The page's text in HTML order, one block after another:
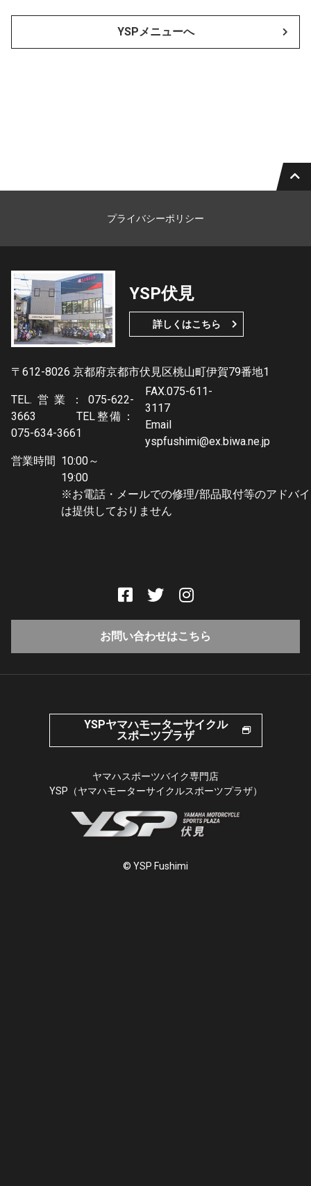
YSPメニューへ
プライバシーポリシー
YSP伏見
詳しくはこちら
〒612-8026 京都府京都市伏見区桃山町伊賀79番地1
TEL.営業：075-622-
3663 TEL整備：
075-634-3661
FAX.075-611-
3117
Email
yspfushimi@ex.biwa.ne.jp
営業時間 10:00～
※お電話・メールでの修理/部品取付等のアドバ
は提供しておりません
お問い合わせはこちら
YSPヤマハモーターサイクル
スポーツプラザ
ヤマハスポーツバイク専門店
YSP（ヤマハモーターサイクルスポーツプラザ）
© YSP Fushimi